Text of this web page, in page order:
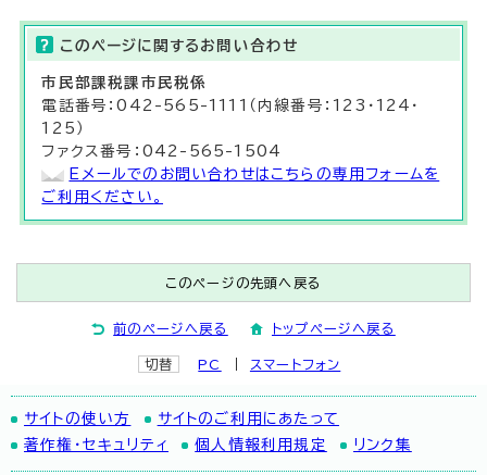
このページに関する お問い合わせ
市民部課税課 市民税係
電話番号：042-565-1111（内線番号：123・124・
125）
ファクス番号：042-565-1504
Eメールでのお問い合わせはこちらの専用フォームを
ご利用ください。
このページの先頭へ戻る
前のページへ戻る トップページへ戻る
切替 PC スマートフォン
サイトの使い方
サイトのご利用にあたって
著作権・セキュリティ
個人情報利用規定 リンク集